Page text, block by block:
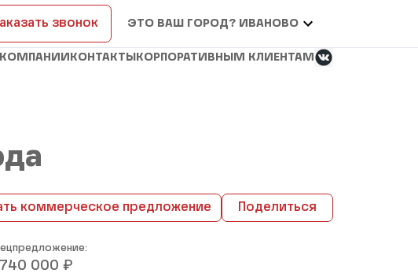
звонок ЭТО ВАШ ГОРОД? ИВАНОВО
КОНТАКТЫ КОРПОРАТИВНЫМ КЛИЕНТАМ
коммерческое предложение Поделиться
000 ₽